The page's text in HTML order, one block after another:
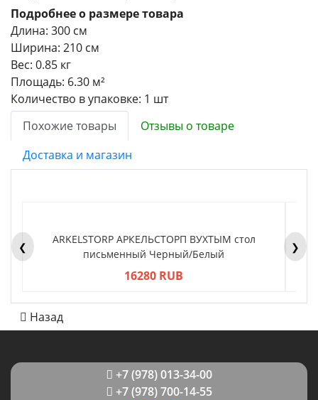
Подробнее о размере товара
Длина: 300 см
Ширина: 210 см
Вес: 0.85 кг
Площадь: 6.30 м²
Количество в упаковке: 1 шт
Похожие товары
Отзывы о товаре
Доставка и магазин
❮
ARKELSTORP АРКЕЛЬСТОРП ВУХТЫМ стол
письменный Черный/Белый
16280 RUB
❯
Назад
+7 (978) 013-34-00
+7 (978) 700-14-55